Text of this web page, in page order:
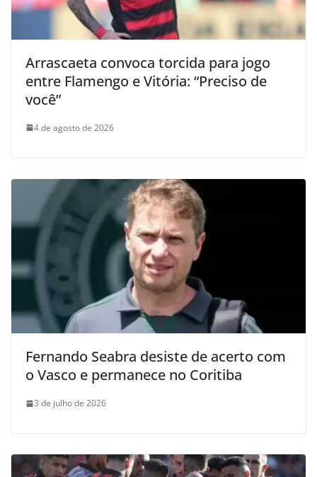
Arrascaeta convoca torcida para jogo
entre Flamengo e Vitória: “Preciso de
você”
4 de agosto de 2026
Fernando Seabra desiste de acerto com
o Vasco e permanece no Coritiba
3 de julho de 2026